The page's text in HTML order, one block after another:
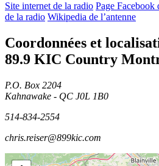
Site internet de la radio Page Facebook
de la radio Wikipedia de l’antenne
Coordonnées et
89.9 KIC Country
P.O. Box 2204
Kahnawake - QC J0L 1B0
514-834-2554
chris.reiser@899kic.com